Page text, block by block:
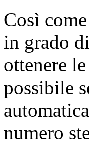
Così
in grado
ottenere
possibile
numero